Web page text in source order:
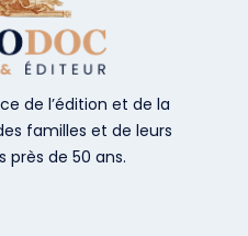
de l’édition et de la
familles et de leurs
près de 50 ans.